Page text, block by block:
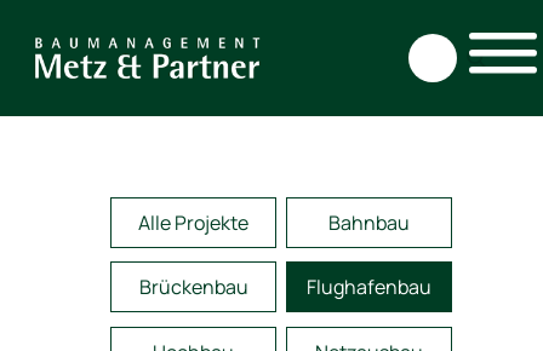
zum
Alle Projekte Bahnbau
Brückenbau Flughafenbau